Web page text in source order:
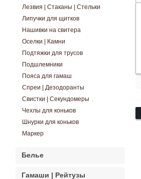
Лезвия | Стаканы | Стельки
Липучки для щитков
Нашивки на свитера
Оселки | Камни
Подтяжки для трусов
Подшлемники
Пояса для гамаш
Спреи | Дезодоранты
Свистки | Секундомеры
Чехлы для коньков
Шнурки для коньков
Маркер
Белье
Гамаши | Рейтузы